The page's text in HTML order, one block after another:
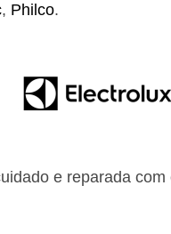
, Philco.
e reparada com